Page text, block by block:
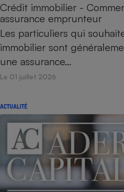
Crédit immobilier -
assurance emprunteur
Les particuliers qui
immobilier sont
une assurance…
Le 01 juillet 2026
ACTUALITÉ